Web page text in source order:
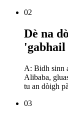
02
Dè na
'gabhail
A: Bidh sinn
Alibaba,
tu an dòigh
03